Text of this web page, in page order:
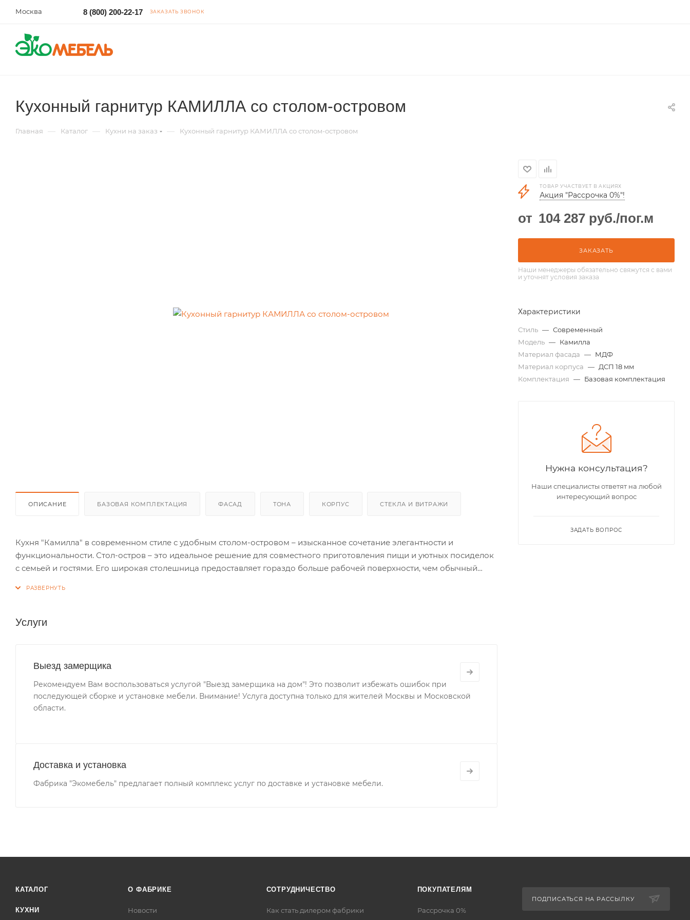
Москва 8 (800) 200-22-17 ЗАКАЗАТЬ ЗВОНОК
Кухонный гарнитур КАМИЛЛА со столом-островом
Главная — Каталог — Кухни на заказ — Кухонный гарнитур КАМИЛЛА со столом-островом
ОПИСАНИЕ БАЗОВАЯ КОМПЛЕКТАЦИЯ ФАСАД ТОНА КОРПУС СТЕКЛА И ВИТРАЖИ
Кухня "Камилла" в современном стиле с удобным столом-островом – изысканное сочетание элегантности и
функциональности. Стол-остров – это идеальное решение для совместного приготовления пищи и уютных посиделок
с семьей и гостями. Его широкая столешница предоставляет гораздо больше рабочей поверхности, чем обычный
Услуги
Выезд замерщика
Рекомендуем Вам воспользоваться услугой "Выезд замерщика на дом"! Это позволит избежать ошибок при
последующей сборке и установке мебели. Внимание! Услуга доступна только для жителей Москвы и Московской
области.
Доставка и установка
Фабрика "Экомебель" предлагает полный комплекс услуг по доставке и установке мебели.
ТОВАР УЧАСТВУЕТ В АКЦИЯХ
Акция "Рассрочка 0%"!
от 104 287 руб./пог.м
ЗАКАЗАТЬ
Наши менеджеры обязательно свяжутся с вами
и уточнят условия заказа
Характеристики
Стиль — Современный
Модель — Камилла
Материал фасада — МДФ
Материал корпуса — ДСП 18 мм
Комплектация — Базовая комплектация
Нужна консультация?
Наши специалисты ответят на любой
интересующий вопрос
ЗАДАТЬ ВОПРОС
КАТАЛОГ
КУХНИ
О ФАБРИКЕ
Новости
СОТРУДНИЧЕСТВО
Как стать дилером фабрики
ПОКУПАТЕЛЯМ
Рассрочка 0%
ПОДПИСАТЬСЯ НА РАССЫЛКУ